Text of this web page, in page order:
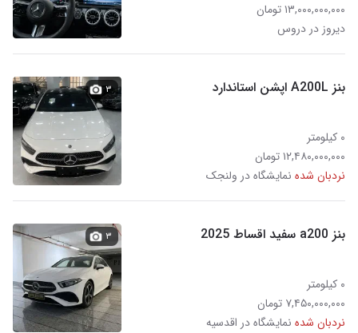
۱۳,۰۰۰,۰۰۰,۰۰۰ تومان
دیروز در دروس
بنز A200L اپشن استاندارد
۰ کیلومتر
۱۲,۴۸۰,۰۰۰,۰۰۰ تومان
نردبان شده نمایشگاه در ولنجک
۳
بنز a200 سفید اقساط 2025
۰ کیلومتر
۷,۴۵۰,۰۰۰,۰۰۰ تومان
نردبان شده نمایشگاه در اقدسیه
۳